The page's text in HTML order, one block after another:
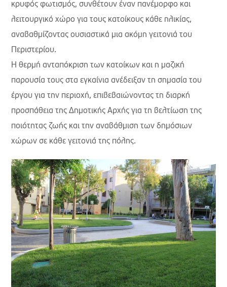
κρυφός φωτισμός, συνθέτουν έναν πανέμορφο και
λειτουργικό χώρο για τους κατοίκους κάθε ηλικίας,
αναβαθμίζοντας ουσιαστικά μια ακόμη γειτονιά του
Περιστερίου.
Η θερμή ανταπόκριση των κατοίκων και η μαζική
παρουσία τους στα εγκαίνια ανέδειξαν τη σημασία του
έργου για την περιοχή, επιβεβαιώνοντας τη διαρκή
προσπάθεια της Δημοτικής Αρχής για τη βελτίωση της
ποιότητας ζωής και την αναβάθμιση των δημόσιων
χώρων σε κάθε γειτονιά της πόλης.